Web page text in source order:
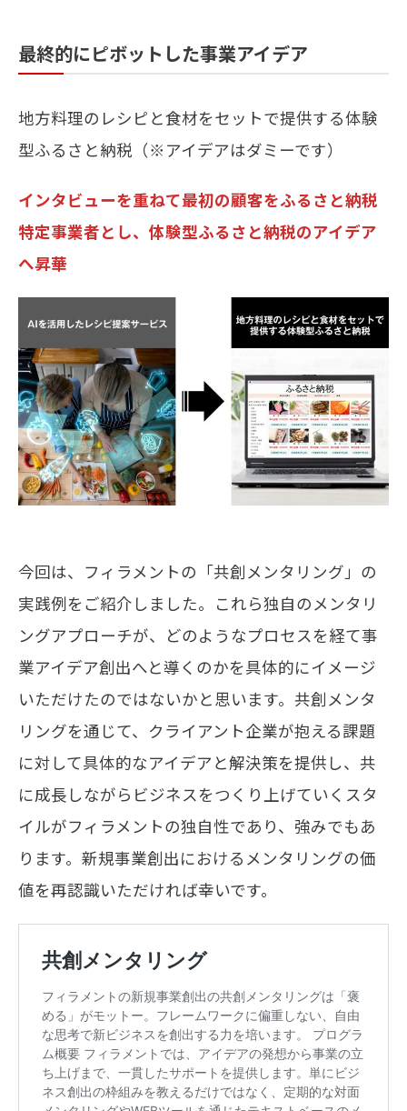
最終的にピボットした事業アイデア
地方料理のレシピと食材をセットで提供する体験
型ふるさと納税（※アイデアはダミーです）
インタビューを重ねて最初の顧客をふるさと納税
特定事業者とし、体験型ふるさと納税のアイデア
へ昇華
今回は、フィラメントの「共創メンタリング」の
実践例をご紹介しました。これら独自のメンタリ
ングアプローチが、どのようなプロセスを経て事
業アイデア創出へと導くのかを具体的にイメージ
いただけたのではないかと思います。共創メンタ
リングを通じて、クライアント企業が抱える課題
に対して具体的なアイデアと解決策を提供し、共
に成長しながらビジネスをつくり上げていくスタ
イルがフィラメントの独自性であり、強みでもあ
ります。新規事業創出におけるメンタリングの価
値を再認識いただければ幸いです。